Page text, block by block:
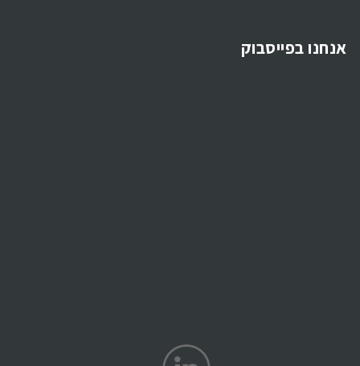
אנחנו בפייסבוק